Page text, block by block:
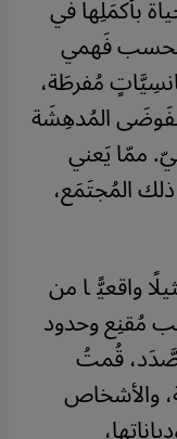
بأكمَلِها في
بحسب فَهمي
مُفرطَة،
المُدهِشَة
ممّا يَعني
المُجتَمَع،
واقعيًّا من
مُقنِع وحدود
قُمتُ
والأشخاص